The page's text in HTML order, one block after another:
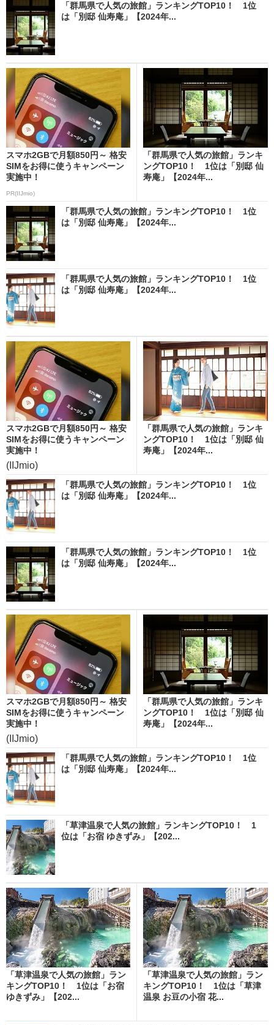
「群馬県で人気の旅館」ランキングTOP10！ 1位
は「別邸 仙寿庵」【2024年...
スマホ2GBで月額850円～ 格安
SIMをお得に使うキャンペーン
実施中！
PR(IIJmio)
「群馬県で人気の旅館」ランキ
ングTOP10！ 1位は「別邸 仙
寿庵」【2024年...
「群馬県で人気の旅館」ランキングTOP10！ 1位
は「別邸 仙寿庵」【2024年...
「群馬県で人気の旅館」ランキングTOP10！ 1位
は「別邸 仙寿庵」【2024年...
スマホ2GBで月額850円～ 格安
SIMをお得に使うキャンペーン
実施中！
(IIJmio)
「群馬県で人気の旅館」ランキ
ングTOP10！ 1位は「別邸 仙
寿庵」【2024年...
「群馬県で人気の旅館」ランキングTOP10！ 1位
は「別邸 仙寿庵」【2024年...
「群馬県で人気の旅館」ランキングTOP10！ 1位
は「別邸 仙寿庵」【2024年...
スマホ2GBで月額850円～ 格安
SIMをお得に使うキャンペーン
実施中！
(IIJmio)
「群馬県で人気の旅館」ランキ
ングTOP10！ 1位は「別邸 仙
寿庵」【2024年...
「群馬県で人気の旅館」ランキングTOP10！ 1位
は「別邸 仙寿庵」【2024年...
「草津温泉で人気の旅館」ランキングTOP10！ 1
位は「お宿 ゆきずみ」【202...
「草津温泉で人気の旅館」ラン
キングTOP10！ 1位は「お宿
ゆきずみ」【202...
「草津温泉で人気の旅館」ラン
キングTOP10！ 1位は「草津
温泉 お豆の小宿 花...